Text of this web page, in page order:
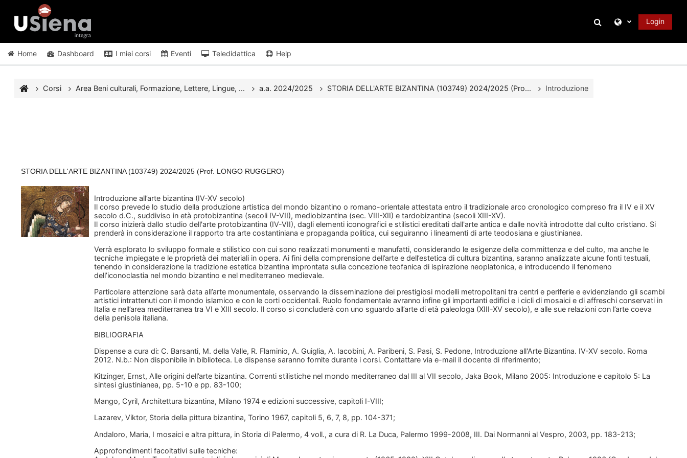
Vai al contenuto principale
Attiva/disattiva
Login
Home Dashboard I miei corsi Eventi Teledidattica Help
Corsi Area Beni culturali, Formazione, Lettere, Lingue, ... a.a. 2024/2025 STORIA DELL'ARTE BIZANTINA (103749) 2024/2025 (Pro... Introduzione
STORIA DELL'ARTE BIZANTINA (103749) 2024/2025 (Prof. LONGO RUGGERO)
Introduzione all’arte bizantina (IV-XV secolo)
Il corso prevede lo studio della produzione artistica del mondo bizantino o romano-orientale attestata entro il tradizionale arco cronologico compreso fra il IV e il XV
secolo d.C., suddiviso in età protobizantina (secoli IV-VII), mediobizantina (sec. VIII-XII) e tardobizantina (secoli XIII-XV).
Il corso inizierà dallo studio dell'arte protobizantina (IV-VII), dagli elementi iconografici e stilistici ereditati dall'arte antica e dalle novità introdotte dal culto cristiano. Si
prenderà in considerazione il rapporto tra arte costantiniana e propaganda politica, cui seguiranno i lineamenti di arte teodosiana e giustinianea.
Verrà esplorato lo sviluppo formale e stilistico con cui sono realizzati monumenti e manufatti, considerando le esigenze della committenza e del culto, ma anche le
tecniche impiegate e le proprietà dei materiali in opera. Ai fini della comprensione dell’arte e dell’estetica di cultura bizantina, saranno analizzate alcune fonti testuali,
tenendo in considerazione la tradizione estetica bizantina improntata sulla concezione teofanica di ispirazione neoplatonica, e introducendo il fenomeno
dell’iconoclastia nel mondo bizantino e nel mediterraneo medievale.
Particolare attenzione sarà data all’arte monumentale, osservando la disseminazione dei prestigiosi modelli metropolitani tra centri e periferie e evidenziando gli scambi
artistici intrattenuti con il mondo islamico e con le corti occidentali. Ruolo fondamentale avranno infine gli importanti edifici e i cicli di mosaici e di affreschi conservati in
Italia e nell’area mediterranea tra VI e XIII secolo. Il corso si concluderà con uno sguardo all’arte di età paleologa (XIII-XV secolo), e alle sue relazioni con l’arte coeva
della penisola italiana.
BIBLIOGRAFIA
Dispense a cura di: C. Barsanti, M. della Valle, R. Flaminio, A. Guiglia, A. Iacobini, A. Paribeni, S. Pasi, S. Pedone, Introduzione all'Arte Bizantina. IV-XV secolo. Roma
2012. N.b.: Non disponibile in biblioteca. Le dispense saranno fornite durante i corsi. Contattare via e-mail il docente di riferimento;
Kitzinger, Ernst, Alle origini dell’arte bizantina. Correnti stilistiche nel mondo mediterraneo dal III al VII secolo, Jaka Book, Milano 2005: Introduzione e capitolo 5: La
sintesi giustinianea, pp. 5-10 e pp. 83-100;
Mango, Cyril, Architettura bizantina, Milano 1974 e edizioni successive, capitoli I-VIII;
Lazarev, Viktor, Storia della pittura bizantina, Torino 1967, capitoli 5, 6, 7, 8, pp. 104-371;
Andaloro, Maria, I mosaici e altra pittura, in Storia di Palermo, 4 voll., a cura di R. La Duca, Palermo 1999-2008, III. Dai Normanni al Vespro, 2003, pp. 183-213;
Approfondimenti facoltativi sulle tecniche: